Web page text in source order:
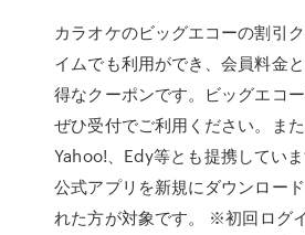
カラオケのビッグエコーの割引
イムでも利用ができ、会員料金
得なクーポンです。ビッグエコ
ぜひ受付でご利用ください。ま
Yahoo!、Edy等とも提携してい
公式アプリを新規にダウンロー
れた方が対象です。 ※初回ログ